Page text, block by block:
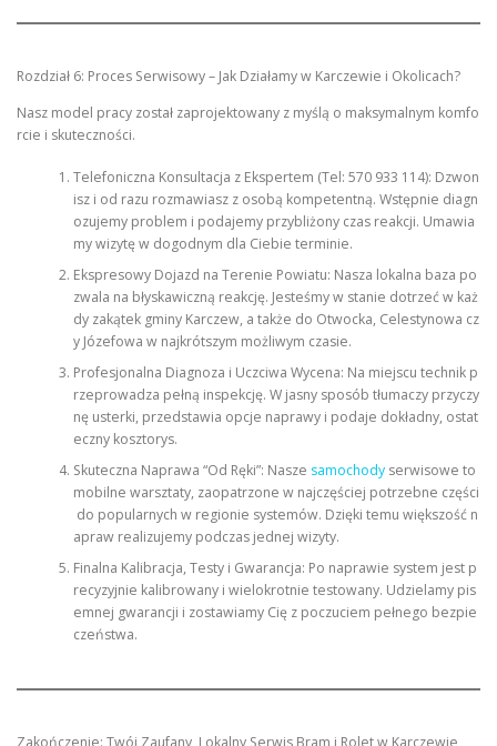
Rozdział 6: Proces Serwisowy – Jak Działamy w Karczewie i Okolicach?
Nasz model pracy został zaprojektowany z myślą o maksymalnym komfo
rcie i skuteczności.
Telefoniczna Konsultacja z Ekspertem (Tel: 570 933 114): Dzwon
isz i od razu rozmawiasz z osobą kompetentną. Wstępnie diagn
ozujemy problem i podajemy przybliżony czas reakcji. Umawia
my wizytę w dogodnym dla Ciebie terminie.
Ekspresowy Dojazd na Terenie Powiatu: Nasza lokalna baza po
zwala na błyskawiczną reakcję. Jesteśmy w stanie dotrzeć w każ
dy zakątek gminy Karczew, a także do Otwocka, Celestynowa cz
y Józefowa w najkrótszym możliwym czasie.
Profesjonalna Diagnoza i Uczciwa Wycena: Na miejscu technik p
rzeprowadza pełną inspekcję. W jasny sposób tłumaczy przyczy
nę usterki, przedstawia opcje naprawy i podaje dokładny, ostat
eczny kosztorys.
Skuteczna Naprawa “Od Ręki”: Nasze samochodyserwisowe to
mobilne warsztaty, zaopatrzone w najczęściej potrzebne części
do popularnych w regionie systemów. Dzięki temu większość n
apraw realizujemy podczas jednej wizyty.
Finalna Kalibracja, Testy i Gwarancja: Po naprawie system jest p
recyzyjnie kalibrowany i wielokrotnie testowany. Udzielamy pis
emnej gwarancji i zostawiamy Cię z poczuciem pełnego bezpie
czeństwa.
Zakończenie: Twój Zaufany, Lokalny Serwis Bram i Rolet w Karczewie